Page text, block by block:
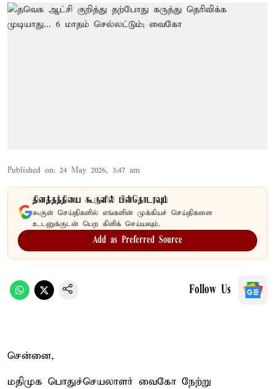
Published on: 24 May 2026, 3:47 am
தினத்தந்தியை கூகுளில் பின்தொடரவும்
கூகுள் செய்திகளில் எங்களின் முக்கியச் செய்திகளை
உடனுக்குடன் பெற கிளிக் செய்யவும்.
Add as Preferred Source
Follow Us
சென்னை,
மதிமுக பொதுச்செயலாளர் வைகோ நேற்று